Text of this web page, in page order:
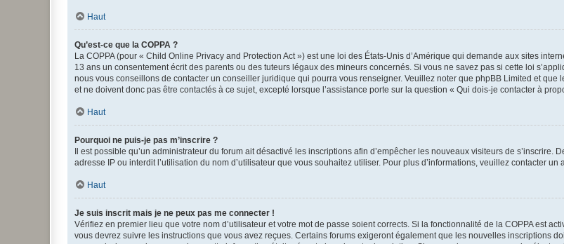
Haut
Qu’est-ce que la COPPA ?
La COPPA (pour « Child Online Privacy and Protection Act ») est une loi des États-Unis d’Amérique qui demande aux sites
13 ans un consentement écrit des parents ou des tuteurs légaux des mineurs concernés. Si vous ne savez pas si cette loi
nous vous conseillons de contacter un conseiller juridique qui pourra vous renseigner. Veuillez noter que phpBB Limited et
et ne doivent donc pas être contactés à ce sujet, excepté lorsque l’assistance porte sur la question « Qui dois-je contacter à
Haut
Pourquoi ne puis-je pas m’inscrire ?
Il est possible qu’un administrateur du forum ait désactivé les inscriptions afin d’empêcher les nouveaux visiteurs de s’inscrire.
adresse IP ou interdit l’utilisation du nom d’utilisateur que vous souhaitez utiliser. Pour plus d’informations, veuillez contacter un
Haut
Je suis inscrit mais je ne peux pas me connecter !
Vérifiez en premier lieu que votre nom d’utilisateur et votre mot de passe soient corrects. Si la fonctionnalité de la COPPA est
vous devrez suivre les instructions que vous avez reçues. Certains forums exigeront également que les nouvelles inscriptions